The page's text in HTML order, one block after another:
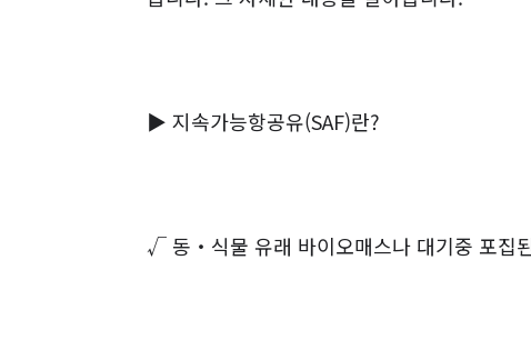
▶ 지속가능항공유(SAF)란?
√ 동 ‧ 식물 유래 바이오매스나 대기중 포집